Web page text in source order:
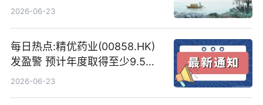
高IBM(IBM.US)戴尔(DELL.US)
2026-06-23
每日热点:精优药业(00858.HK)
发盈警 预计年度取得至少9.5亿
港元的亏损 同比盈转亏
2026-06-23